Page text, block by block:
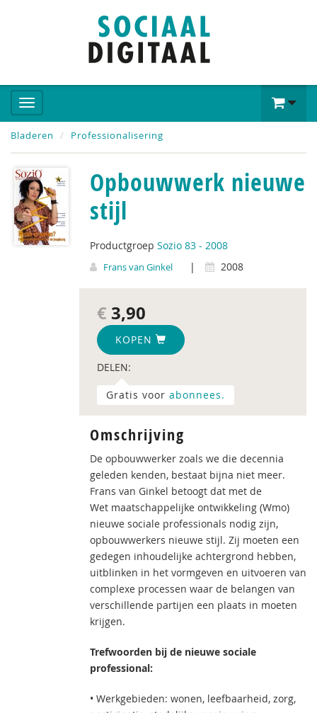
Bladeren Professionalisering
Opbouwwerk nieuwe
stijl
Productgroep Sozio 83 - 2008
Frans van Ginkel | 2008
€ 3,90
KOPEN
DELEN:
Gratis voor abonnees.
Omschrijving
De opbouwwerker zoals we die decennia
geleden kenden, bestaat bijna niet meer.
Frans van Ginkel betoogt dat met de
Wet maatschappelijke ontwikkeling (Wmo)
nieuwe sociale professionals nodig zijn,
opbouwwerkers nieuwe stijl. Zij moeten een
gedegen inhoudelijke achtergrond hebben,
uitblinken in het vormgeven en uitvoeren van
complexe processen waar de belangen van
verschillende partijen een plaats in moeten
krijgen.
Trefwoorden bij de nieuwe sociale
professional:
• Werkgebieden: wonen, leefbaarheid, zorg,